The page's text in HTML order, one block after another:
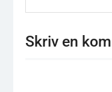
Skriv en